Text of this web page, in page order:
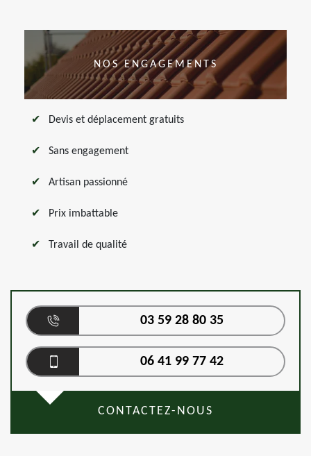
NOS ENGAGEMENTS
Devis et déplacement gratuits
Sans engagement
Artisan passionné
Prix imbattable
Travail de qualité
03 59 28 80 35
06 41 99 77 42
CONTACTEZ-NOUS